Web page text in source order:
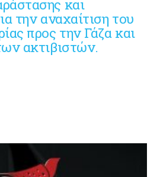
και
την αναχαίτιση του
προς την Γάζα και
ακτιβιστών.